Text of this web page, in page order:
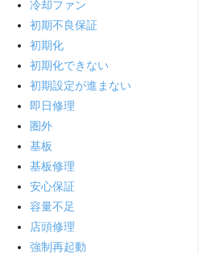
冷却ファン
初期不良保証
初期化
初期化できない
初期設定が進まない
即日修理
圏外
基板
基板修理
安心保証
容量不足
店頭修理
強制再起動